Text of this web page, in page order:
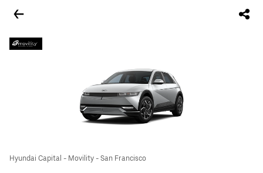
Hyundai Capital - Movility - San Francisco